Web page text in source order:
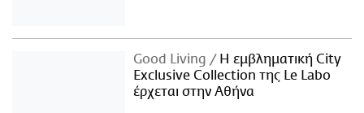
Good Living
Η εμβληματική City
Exclusive Collection της Le Labo
έρχεται στην Αθήνα